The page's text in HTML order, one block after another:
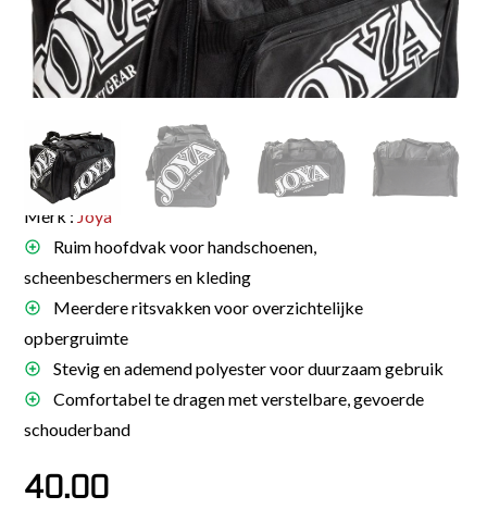
Merk : Joya
Ruim hoofdvak voor handschoenen,
scheenbeschermers en kleding
Meerdere ritsvakken voor overzichtelijke
opbergruimte
Stevig en ademend polyester voor duurzaam gebruik
Comfortabel te dragen met verstelbare, gevoerde
schouderband
40.00